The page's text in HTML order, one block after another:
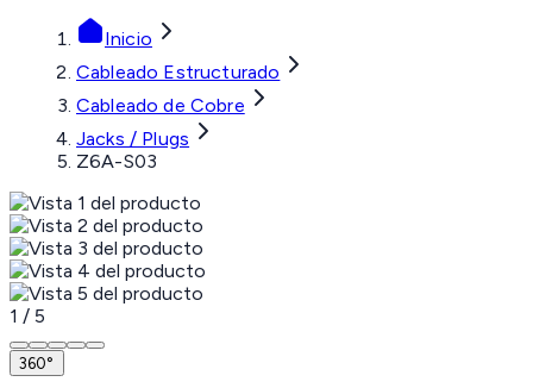
Inicio
Cableado Estructurado
Cableado de Cobre
Jacks / Plugs
Z6A-S03
1 / 5
360°